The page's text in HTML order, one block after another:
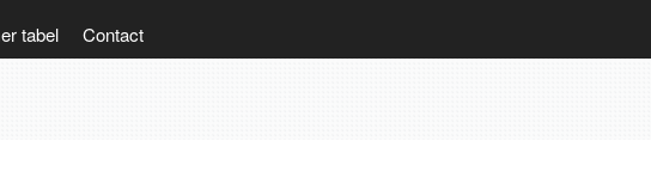
tabel Contact